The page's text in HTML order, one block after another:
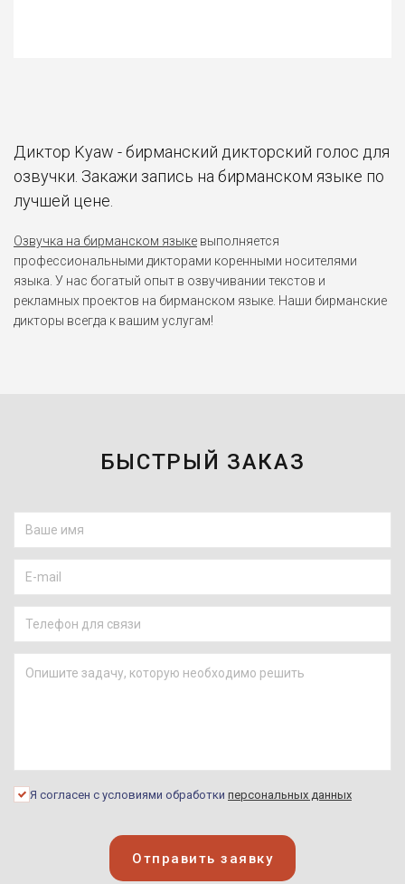
Диктор Kyaw - бирманский дикторский голос для
озвучки. Закажи запись на бирманском языке по
лучшей цене.
Озвучка на бирманском языке выполняется
профессиональными дикторами коренными носителями
языка. У нас богатый опыт в озвучивании текстов и
рекламных проектов на бирманском языке. Наши бирманские
дикторы всегда к вашим услугам!
БЫСТРЫЙ ЗАКАЗ
Я согласен с условиями обработки персональных данных
Отправить заявку